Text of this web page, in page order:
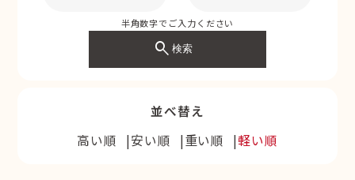
半角数字でご入力ください
search検索
並べ替え
高い順
安い順 重い順 軽い順